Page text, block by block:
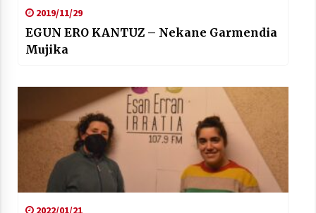
2019/11/29
EGUN ERO KANTUZ – Nekane Garmendia
Mujika
2022/01/21